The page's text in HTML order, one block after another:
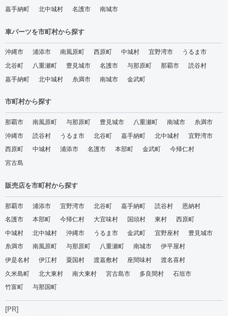
嘉手納町
北中城村 名護市 南城市
車パーツを市町村から探す
沖縄市 浦添市 南風原町 西原町 中城村 宜野湾市
うるま市
北谷町
八重瀬町 豊見城市 名護市 与那原町 那覇市
読谷村
嘉手納町
北中城村 糸満市 南城市 金武町
市町村から探す
那覇市 南風原町 与那原町 豊見城市 八重瀬町 南城市
糸満市
沖縄市
読谷村 うるま市 北谷町 嘉手納町 北中城村
宜野湾市
西原町
中城村 浦添市 名護市 本部町 金武町
今帰仁村
宮古島
販売店を市町村から探す
那覇市 浦添市 宜野湾市 北谷町 嘉手納町 読谷村
恩納村
名護市
本部町 今帰仁村 大宜味村 国頭村 東村
西原町
中城村
北中城村 沖縄市 うるま市 金武町 宜野座村
豊見城市
糸満市
南風原町 与那原町 八重瀬町 南城市
伊平屋村
伊是名村
伊江村 粟国村 渡嘉敷村 座間味村
渡名喜村
久米島町
北大東村 南大東村 宮古島市 多良間村
石垣市
竹富町
与那国町
[PR]